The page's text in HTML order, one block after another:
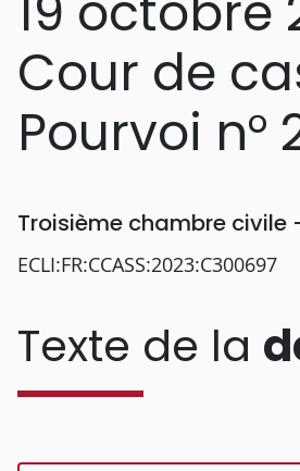
Cour de
Pourvoi n°
Troisième chambre civile
ECLI:FR:CCASS:2023:C300697
Texte de la